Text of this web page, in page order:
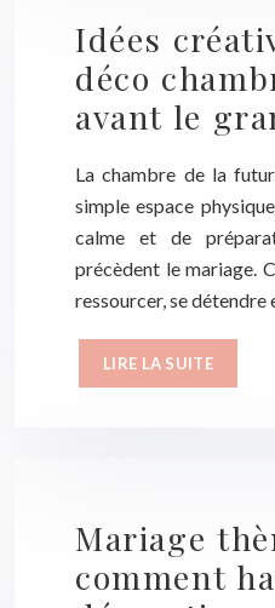
Idées
déco
avant le
La chambre de la
simple espace
calme et de
précèdent le mariage.
ressourcer, se détendre
LIRE LA SUITE
Mariage
comment